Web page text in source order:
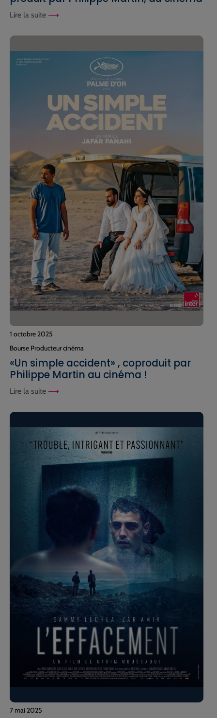
Lire la suite
1 octobre 2025
Bourse Producteur cinéma
«Un simple accident» , coproduit par
Philippe Martin au cinéma !
Lire la suite
7 mai 2025